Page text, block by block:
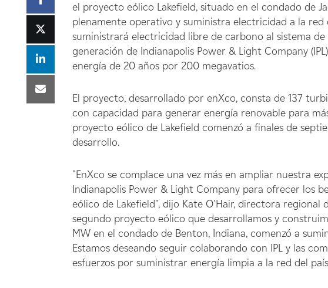
el proyecto eólico Lakefield, situado en el condado de
plenamente operativo y suministra electricidad a la
suministrará electricidad libre de carbono al sistema
generación de Indianapolis Power & Light Company
energía de 20 años por 200 megavatios.
El proyecto, desarrollado por enXco, consta de 137
con capacidad para generar energía renovable para
proyecto eólico de Lakefield comenzó a finales de
desarrollo.
"EnXco se complace una vez más en ampliar nuestra
Indianapolis Power & Light Company para ofrecer los
eólico de Lakefield", dijo Kate O'Hair, directora regional
segundo proyecto eólico que desarrollamos y
MW en el condado de Benton, Indiana, comenzó a
Estamos deseando seguir colaborando con IPL y las
esfuerzos por suministrar energía limpia a la red del